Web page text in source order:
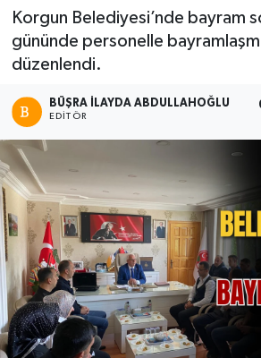
Korgun Belediyesi’nde bayram
gününde personelle
düzenlendi.
BÜŞRA İLAYDA ABDULLAHOĞLU
EDITÖR